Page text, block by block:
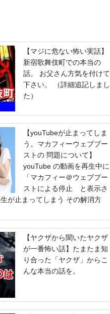
【マジに危ない怖い実話】
新宿歌舞伎町での本当の
話。 お父さん方気を付けて
下さい。 （詳細追記しまし
た）
【youTubeが止まってしま
う。マカフィーウェブブー
ストの 問題について】
youTube の動画を再生中に
「マカフィー＠ウェブブー
ストによる停止 と表示さ
が止まってしまう その解消方
【ヤクザから聞いたヤクザ
が一番怖い話】たまたま知
り合った「ヤクザ」からこ
んな本当の話を。